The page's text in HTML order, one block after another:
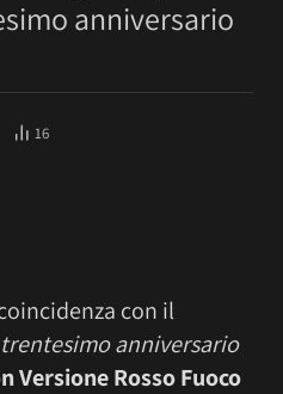
anniversario
16
con il
trentesimo anniversario
Versione Rosso Fuoco